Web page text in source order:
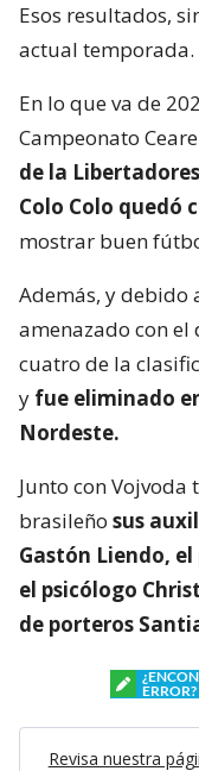
Esos resultados,
actual temporada.
En lo que va de
Campeonato
de la
Colo Colo quedó
mostrar buen
Además, y debido
amenazado con el
cuatro de la
y fue eliminado
Nordeste.
Junto con
brasileño sus
Gastón Liendo,
el psicólogo
de porteros
ERROR?
Revisa nuestra